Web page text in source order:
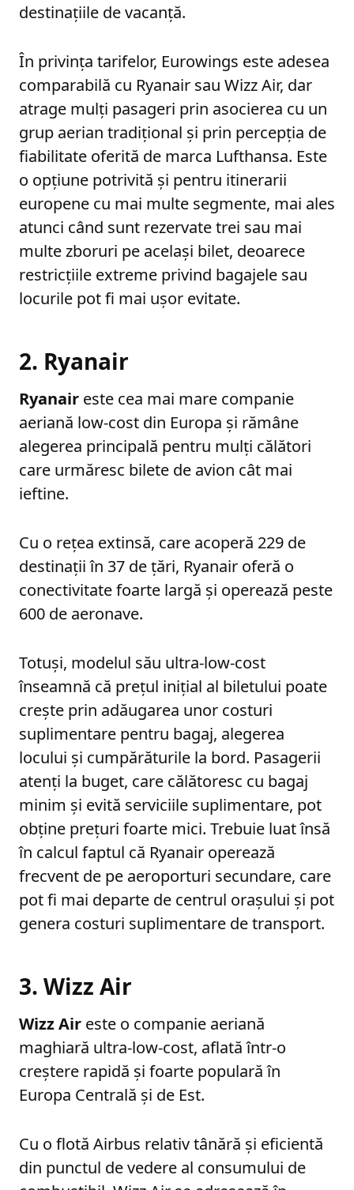
destinațiile de vacanță.
În privința tarifelor, Eurowings este adesea
comparabilă cu Ryanair sau Wizz Air, dar
atrage mulți pasageri prin asocierea cu un
grup aerian tradițional și prin percepția de
fiabilitate oferită de marca Lufthansa. Este
o opțiune potrivită și pentru itinerarii
europene cu mai multe segmente, mai ales
atunci când sunt rezervate trei sau mai
multe zboruri pe același bilet, deoarece
restricțiile extreme privind bagajele sau
locurile pot fi mai ușor evitate.
2. Ryanair
Ryanair este cea mai mare companie
aeriană low-cost din Europa și rămâne
alegerea principală pentru mulți călători
care urmăresc bilete de avion cât mai
ieftine.
Cu o rețea extinsă, care acoperă 229 de
destinații în 37 de țări, Ryanair oferă o
conectivitate foarte largă și operează peste
600 de aeronave.
Totuși, modelul său ultra-low-cost
înseamnă că prețul inițial al biletului poate
crește prin adăugarea unor costuri
suplimentare pentru bagaj, alegerea
locului și cumpărăturile la bord. Pasagerii
atenți la buget, care călătoresc cu bagaj
minim și evită serviciile suplimentare, pot
obține prețuri foarte mici. Trebuie luat însă
în calcul faptul că Ryanair operează
frecvent de pe aeroporturi secundare, care
pot fi mai departe de centrul orașului și pot
genera costuri suplimentare de transport.
3. Wizz Air
Wizz Air este o companie aeriană
maghiară ultra-low-cost, aflată într-o
creștere rapidă și foarte populară în
Europa Centrală și de Est.
Cu o flotă Airbus relativ tânără și eficientă
din punctul de vedere al consumului de